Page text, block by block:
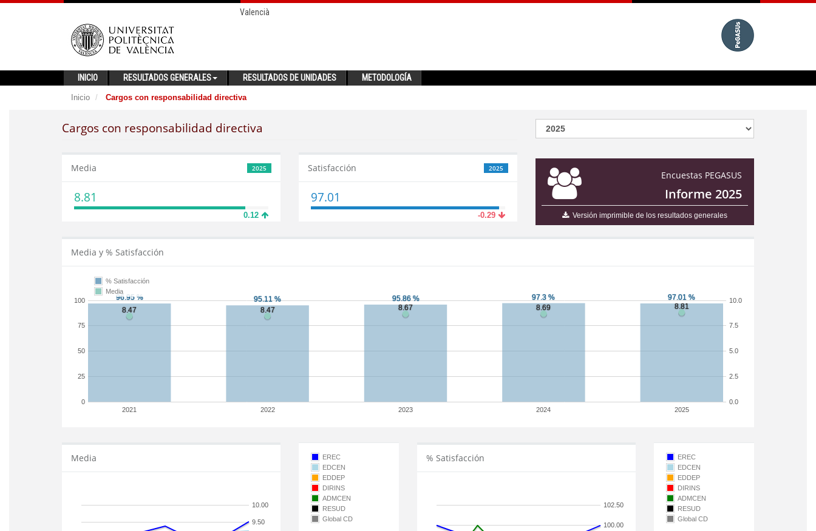
Valencià
INICIO RESULTADOS GENERALES RESULTADOS DE UNIDADES METODOLOGÍA
Inicio Cargos con responsabilidad directiva
Cargos con responsabilidad directiva
Encuestas PEGASUS
Informe 2025
Versión imprimible de los resultados generales
2025
Media
8.81
0.12
2025
Satisfacción
97.01
-0.29
Media y % Satisfacción
2021 2022 2023 2024 2025
0
25
50
75
100
0.0
2.5
5.0
7.5
10.0
% Satisfacción
Media
Media
9.50
10.00
EREC
EDCEN
EDDEP
DIRINS
ADMCEN
RESUD
Global CD
% Satisfacción
100.00
102.50
EREC
EDCEN
EDDEP
DIRINS
ADMCEN
RESUD
Global CD